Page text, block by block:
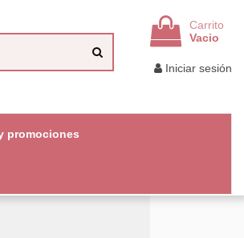
Carrito
Vacio
Iniciar sesión
promociones